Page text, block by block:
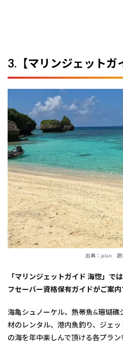
3.【マリンジェットガ
出典：jalan 遊
「マリンジェットガイド 海惚」で
フセーバー資格保有ガイドがご案
海亀シュノーケル、熱帯魚&珊瑚
材のレンタル、港内魚釣り、ジェ
の海を年中楽しんで頂ける各プラン